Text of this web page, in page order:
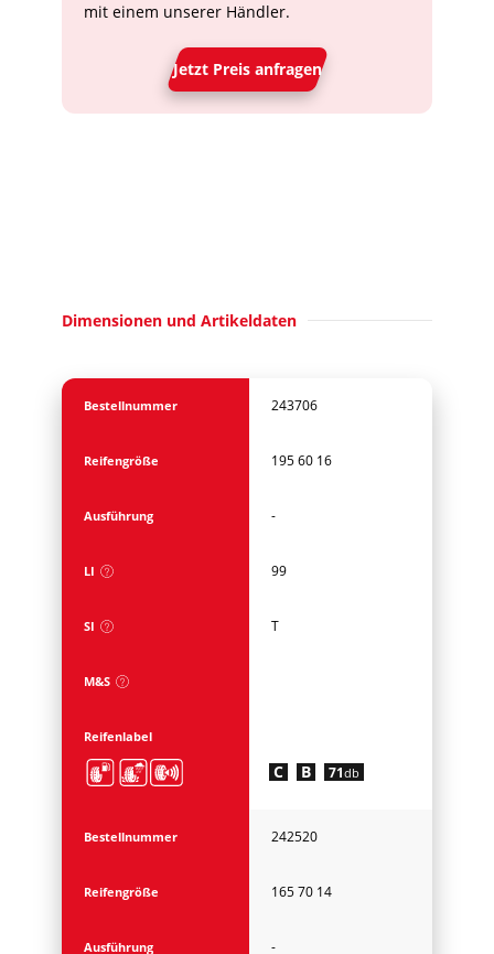
mit einem unserer Händler.
Jetzt Preis anfragen
Dimensionen und Artikeldaten
Bestellnummer 243706
Reifengröße 195 60 16
Ausführung -
LI 99
SI T
M&S
Reifenlabel
C B 71db
Bestellnummer 242520
Reifengröße 165 70 14
Ausführung -